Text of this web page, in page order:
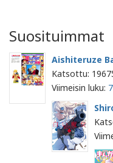
Suosituimmat
Aishiteruze
Katsottu:
Viimeisin luku: 7